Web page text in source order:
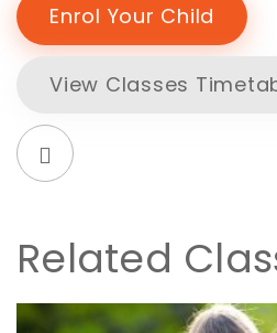
Enrol Your Child
View Classes
Related